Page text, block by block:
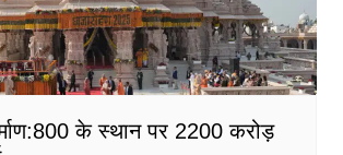
के स्थान पर 2200 करोड़